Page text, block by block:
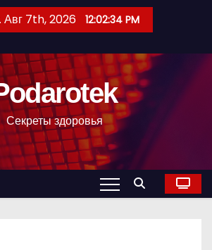
Авг 7th, 2026 12:02:35 PM
Секреты здоровья